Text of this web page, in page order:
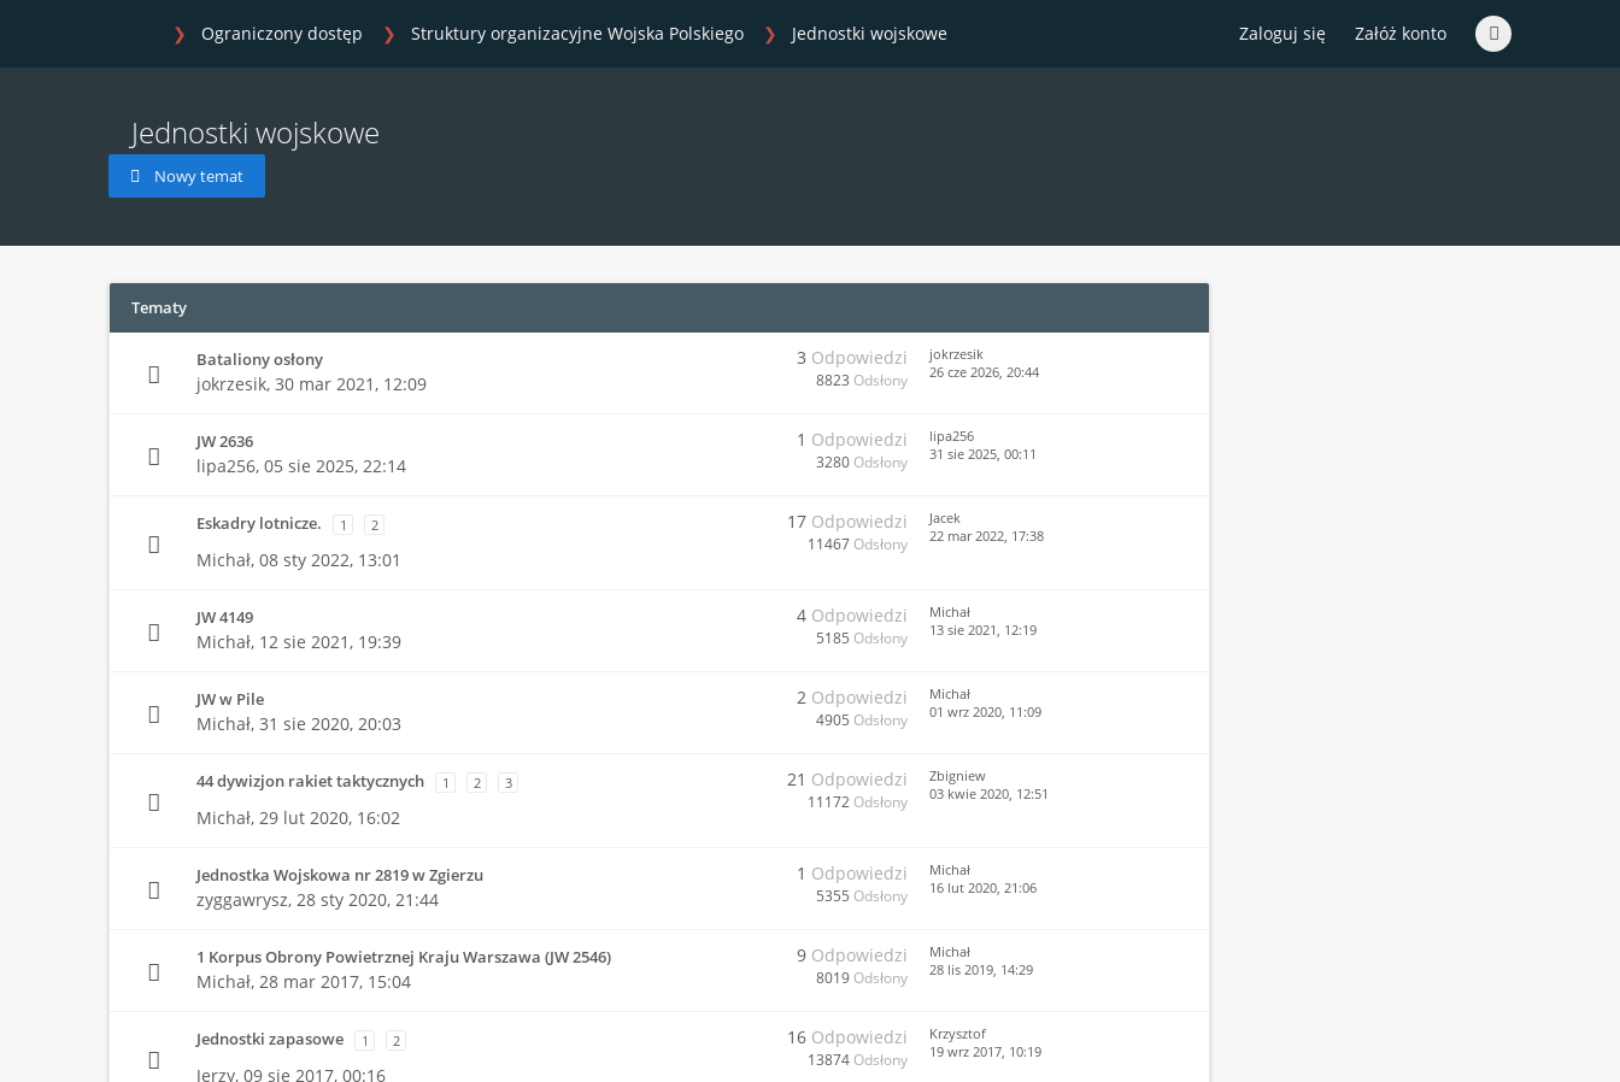
Zaloguj się Załóż konto
Ograniczony dostęp Struktury organizacyjne Wojska Polskiego Jednostki wojskowe
Jednostki wojskowe
Nowy temat
Tematy
Bataliony osłony
jokrzesik, 30 mar 2021, 12:09
3 Odpowiedzi
8823 Odsłony
jokrzesik
26 cze 2026, 20:44
JW 2636
lipa256, 05 sie 2025, 22:14
1 Odpowiedzi
3280 Odsłony
lipa256
31 sie 2025, 00:11
Eskadry lotnicze. 1 2
Michał, 08 sty 2022, 13:01
17 Odpowiedzi
11467 Odsłony
Jacek
22 mar 2022, 17:38
JW 4149
Michał, 12 sie 2021, 19:39
4 Odpowiedzi
5185 Odsłony
Michał
13 sie 2021, 12:19
JW w Pile
Michał, 31 sie 2020, 20:03
2 Odpowiedzi
4905 Odsłony
Michał
01 wrz 2020, 11:09
44 dywizjon rakiet taktycznych 1 2 3
Michał, 29 lut 2020, 16:02
21 Odpowiedzi
11172 Odsłony
Zbigniew
03 kwie 2020, 12:51
Jednostka Wojskowa nr 2819 w Zgierzu
zyggawrysz, 28 sty 2020, 21:44
1 Odpowiedzi
5355 Odsłony
Michał
16 lut 2020, 21:06
1 Korpus Obrony Powietrznej Kraju Warszawa (JW 2546)
Michał, 28 mar 2017, 15:04
9 Odpowiedzi
8019 Odsłony
Michał
28 lis 2019, 14:29
Jednostki zapasowe 1 2
Jerzy, 09 sie 2017, 00:16
16 Odpowiedzi
13874 Odsłony
Krzysztof
19 wrz 2017, 10:19